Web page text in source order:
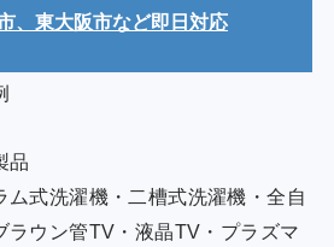
、東大阪市など即日対応
品
ム式洗濯機・二槽式洗濯機・全自
ラウン管TV・液晶TV・プラズマ